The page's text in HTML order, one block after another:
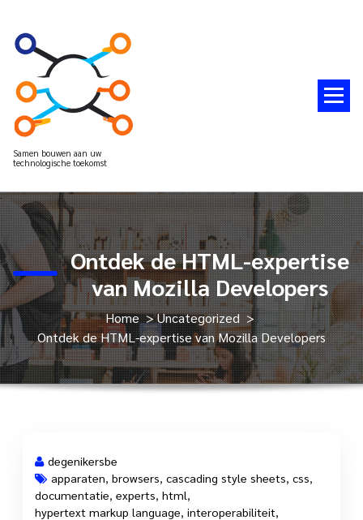
Samen bouwen aan uw
technologische toekomst
Ontdek de HTML-expertise
van Mozilla Developers
Home>Uncategorized>
Ontdek de HTML-expertise van Mozilla Developers
7 jul, 2025
degenikersbe
apparaten browsers cascading style sheets css
documentatie experts html
hypertext markup language interoperabiliteit